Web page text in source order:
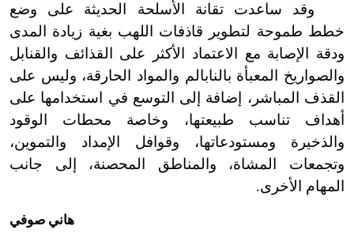
وقد ساعدت تقانة الأسلحة الحديثة على وضع
خطط طموحة لتطوير قاذفات اللهب بغية زيادة المدى
ودقة الإصابة مع الاعتماد الأكثر على القذائف والقنابل
والصواريخ المعبأة بالنابالم والمواد الحارقة، وليس على
القذف المباشر، إضافة إلى التوسع في استخدامها على
أهداف تناسب طبيعتها، وخاصة محطات الوقود
والذخيرة ومستودعاتها، وقوافل الإمداد والتموين،
وتجمعات المشاة، والمناطق المحصنة، إلى جانب
المهام الأخرى.
هاني صوفي